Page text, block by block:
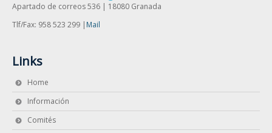
Apartado de correos 536 | 18080 Granada
Tlf/Fax: 958 523 299 | Mail
Links
Home
Información
Comités